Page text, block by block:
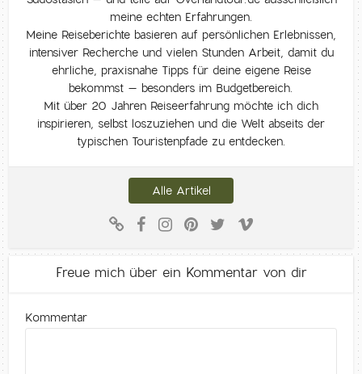
meine echten Erfahrungen.
Meine Reiseberichte basieren auf persönlichen Erlebnissen,
intensiver Recherche und vielen Stunden Arbeit, damit du
ehrliche, praxisnahe Tipps für deine eigene Reise
bekommst – besonders im Budgetbereich.
Mit über 20 Jahren Reiseerfahrung möchte ich dich
inspirieren, selbst loszuziehen und die Welt abseits der
typischen Touristenpfade zu entdecken.
Alle Artikel
Freue mich über ein Kommentar von dir
Kommentar